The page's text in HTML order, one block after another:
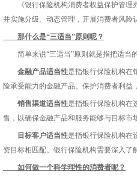
《银行保险机构消费者权益保护管理办
并实施分级、动态管理，开展消费者风
那什么是“三适当”原则呢？
简单来说“三适当”原则就是指把适当
金融产品适当性是指银行保险机构在
险承受能力的金融产品。保护消费者利
销售渠道适当性是指银行保险机构在
售，以确保金融产品和服务能够与目标市
目标客户适当性是指银行保险机构在
资目标相匹配。银行保险机构需要深入
如何做一个科学理性的消费者呢？